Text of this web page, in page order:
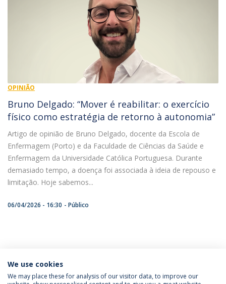
OPINIÃO
Bruno Delgado: “Mover é reabilitar: o exercício
físico como estratégia de retorno à autonomia”
Artigo de opinião de Bruno Delgado, docente da Escola de
Enfermagem (Porto) e da Faculdade de Ciências da Saúde e
Enfermagem da Universidade Católica Portuguesa. Durante
demasiado tempo, a doença foi associada à ideia de repouso e
limitação. Hoje sabemos...
06/04/2026 - 16:30 Público
ÚLTIMAS NOTÍCIAS
We use cookies
We may place these for analysis of our visitor data, to improve our